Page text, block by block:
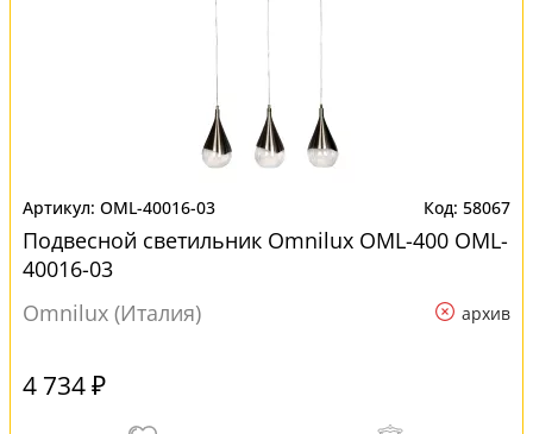
OML-40016-03 58067
Подвесной светильник Omnilux OML-400 OML-
40016-03
Omnilux (Италия)
архив
4 734 ₽